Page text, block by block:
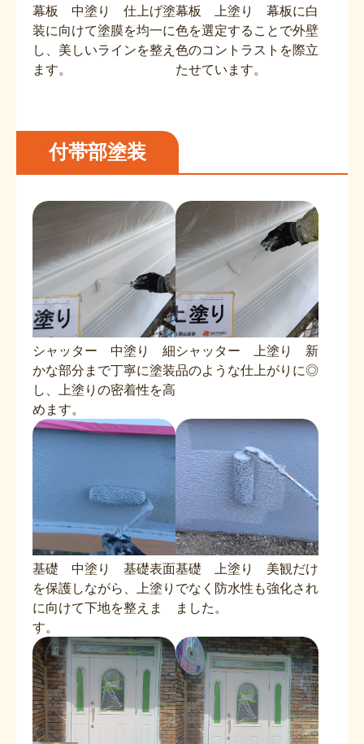
幕板 中塗り 仕上げ塗
装に向けて塗膜を均一に
し、美しいラインを整え
ます。
幕板 上塗り 幕板に白
色を選定することで外壁
色のコントラストを際立
たせています。
付帯部塗装
シャッター 中塗り 細
かな部分まで丁寧に塗装
し、上塗りの密着性を高
めます。
シャッター 上塗り 新
品のような仕上がりに◎
基礎 中塗り 基礎表面
を保護しながら、上塗り
に向けて下地を整えま
す。
基礎 上塗り 美観だけ
でなく防水性も強化され
ました。